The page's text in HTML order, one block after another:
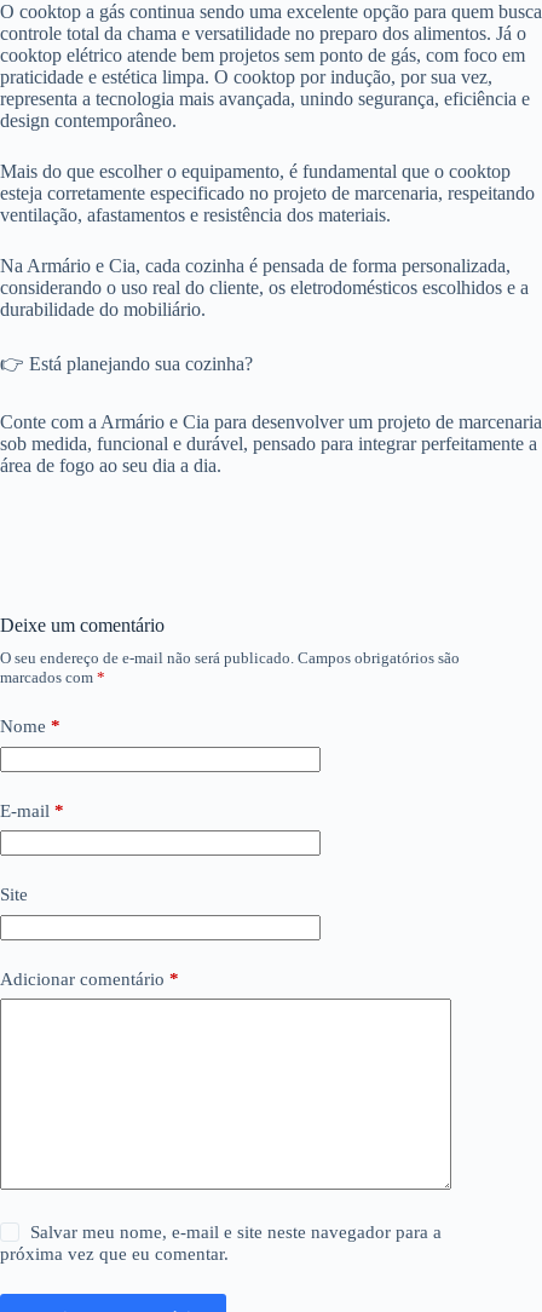
O cooktop a gás continua sendo uma excelente opção para quem busca
controle total da chama e versatilidade no preparo dos alimentos. Já o
cooktop elétrico atende bem projetos sem ponto de gás, com foco em
praticidade e estética limpa. O cooktop por indução, por sua vez,
representa a tecnologia mais avançada, unindo segurança, eficiência e
design contemporâneo.
Mais do que escolher o equipamento, é fundamental que o cooktop
esteja corretamente especificado no projeto de marcenaria, respeitando
ventilação, afastamentos e resistência dos materiais.
Na Armário e Cia, cada cozinha é pensada de forma personalizada,
considerando o uso real do cliente, os eletrodomésticos escolhidos e a
durabilidade do mobiliário.
👉 Está planejando sua cozinha?
Conte com a Armário e Cia para desenvolver um projeto de marcenaria
sob medida, funcional e durável, pensado para integrar perfeitamente a
área de fogo ao seu dia a dia.
Deixe um comentário
O seu endereço de e-mail não será publicado. Campos obrigatórios são
marcados com *
Nome *
E-mail *
Site
Adicionar comentário *
Salvar meu nome, e-mail e site neste navegador para a
próxima vez que eu comentar.